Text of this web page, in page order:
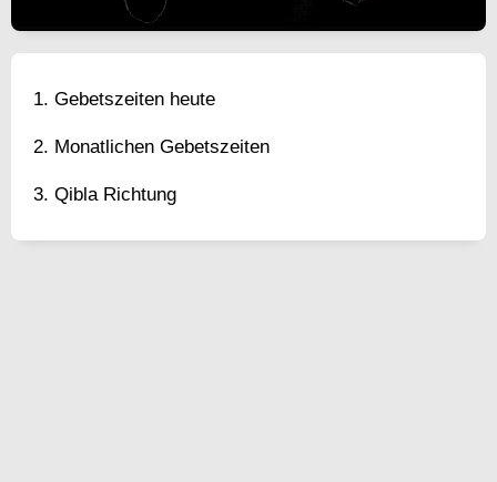
Gebetszeiten heute
Monatlichen Gebetszeiten
Qibla Richtung